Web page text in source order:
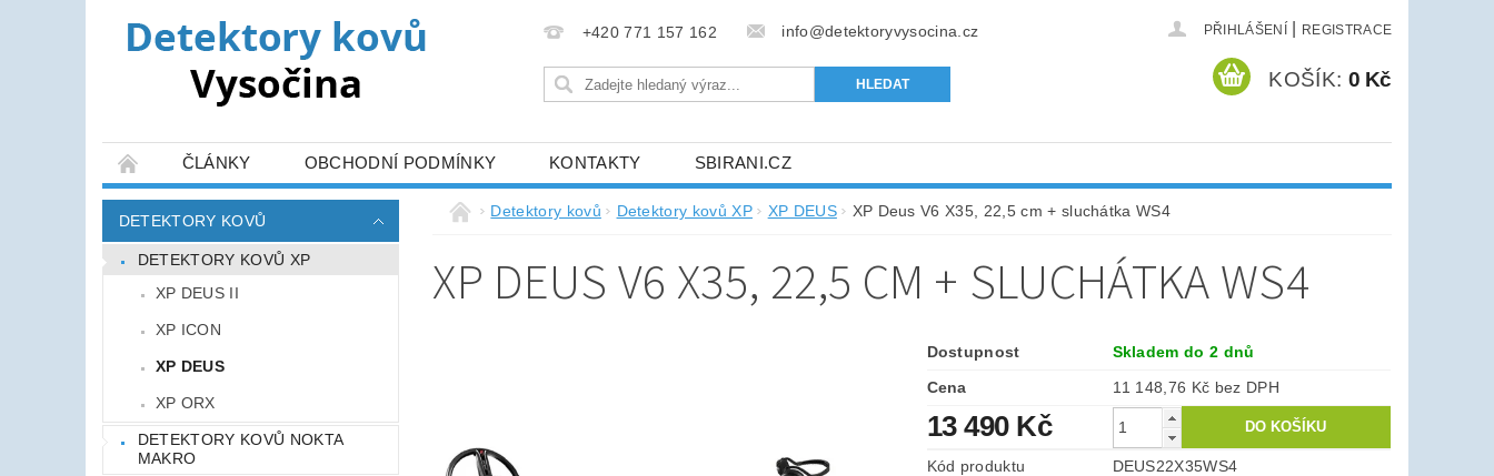
+420 771 157 162 info@detektoryvysocina.cz PŘIHLÁŠENÍ REGISTRACE
KOŠÍK: 0 Kč
ČLÁNKY OBCHODNÍ PODMÍNKY KONTAKTY SBIRANI.CZ
DETEKTORY KOVŮ
DETEKTORY KOVŮ XP
XP DEUS II
XP ICON
XP DEUS
XP ORX
DETEKTORY KOVŮ NOKTA
MAKRO
Detektory kovů Detektory kovů XP XP DEUS XP Deus V6 X35, 22,5 cm + sluchátka WS4
XP DEUS V6 X35, 22,5 CM + SLUCHÁTKA WS4
Dostupnost
Skladem do 2 dnů
Cena
11 148,76 Kč bez DPH
13 490 Kč
Kód produktu
DEUS22X35WS4